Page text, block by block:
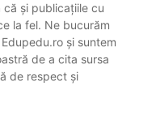
și publicațiile cu
la fel. Ne bucurăm
și suntem
de a cita sursa
de respect și